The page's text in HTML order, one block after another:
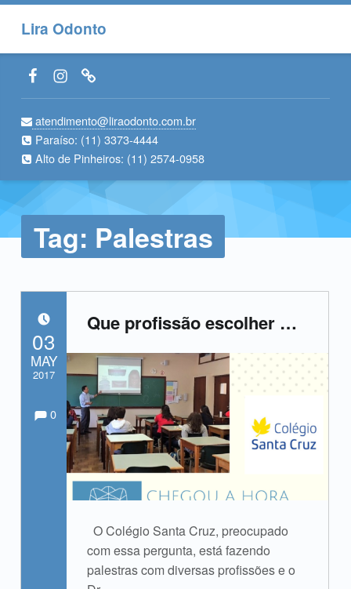
Lira Odonto
Facebook LiraOdonto
Instagram LiraOdonto
Site LiraOdonto
atendimento@liraodonto.com.br
Paraíso: (11) 3373-4444
Alto de Pinheiros: (11) 2574-0958
Tag: Palestras
Que profissão escolher …
O Colégio Santa Cruz, preocupado
com essa pergunta, está fazendo
palestras com diversas profissões e o
POSTED ON:
03
MAY
2017
Written by: Comments:
Comments:
0